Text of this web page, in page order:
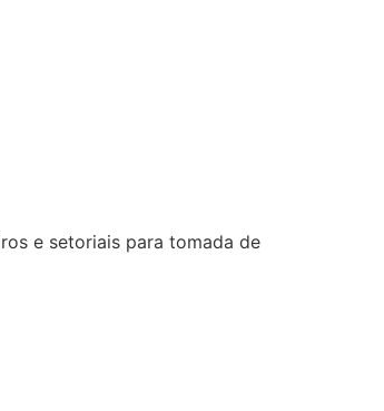
e setoriais para tomada de